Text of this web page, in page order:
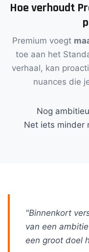
Hoe verhoudt
Premium voegt
toe aan het
verhaal, kan
nuances die
Nog
Net iets minder
"Binnenkort
van een
een groot doel